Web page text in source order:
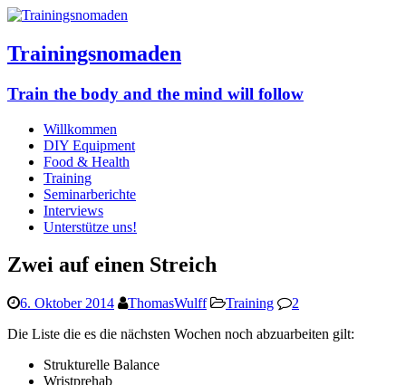
Trainingsnomaden
Train the body and the mind will follow
Willkommen
DIY Equipment
Food & Health
Training
Seminarberichte
Interviews
Unterstütze uns!
Zwei auf einen Streich
6. Oktober 2014 ThomasWulff Training
2
Die Liste die es die nächsten Wochen noch abzuarbeiten gilt:
Strukturelle Balance
Wristprehab